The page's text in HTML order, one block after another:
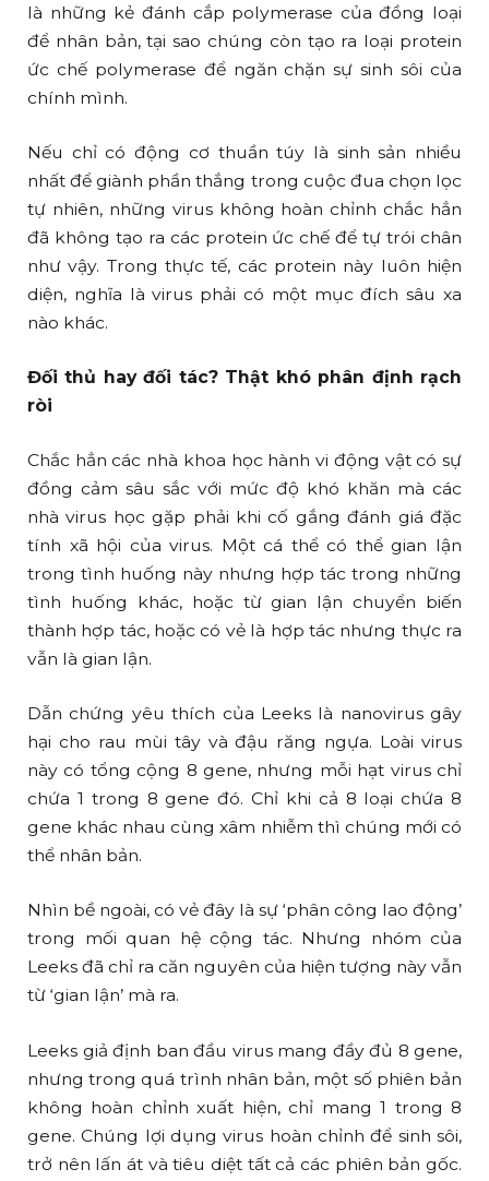
là những kẻ đánh cắp polymerase của đồng loại
để nhân bản, tại sao chúng còn tạo ra loại protein
ức chế polymerase để ngăn chặn sự sinh sôi của
chính mình.
Nếu chỉ có động cơ thuần túy là sinh sản nhiều
nhất để giành phần thắng trong cuộc đua chọn lọc
tự nhiên, những virus không hoàn chỉnh chắc hẳn
đã không tạo ra các protein ức chế để tự trói chân
như vậy. Trong thực tế, các protein này luôn hiện
diện, nghĩa là virus phải có một mục đích sâu xa
nào khác.
Đối thủ hay đối tác? Thật khó phân định rạch
ròi
Chắc hẳn các nhà khoa học hành vi động vật có sự
đồng cảm sâu sắc với mức độ khó khăn mà các
nhà virus học gặp phải khi cố gắng đánh giá đặc
tính xã hội của virus. Một cá thể có thể gian lận
trong tình huống này nhưng hợp tác trong những
tình huống khác, hoặc từ gian lận chuyển biến
thành hợp tác, hoặc có vẻ là hợp tác nhưng thực ra
vẫn là gian lận.
Dẫn chứng yêu thích của Leeks là nanovirus gây
hại cho rau mùi tây và đậu răng ngựa. Loài virus
này có tổng cộng 8 gene, nhưng mỗi hạt virus chỉ
chứa 1 trong 8 gene đó. Chỉ khi cả 8 loại chứa 8
gene khác nhau cùng xâm nhiễm thì chúng mới có
thể nhân bản.
Nhìn bề ngoài, có vẻ đây là sự ‘phân công lao động’
trong mối quan hệ cộng tác. Nhưng nhóm của
Leeks đã chỉ ra căn nguyên của hiện tượng này vẫn
từ ‘gian lận’ mà ra.
Leeks giả định ban đầu virus mang đầy đủ 8 gene,
nhưng trong quá trình nhân bản, một số phiên bản
không hoàn chỉnh xuất hiện, chỉ mang 1 trong 8
gene. Chúng lợi dụng virus hoàn chỉnh để sinh sôi,
trở nên lấn át và tiêu diệt tất cả các phiên bản gốc.